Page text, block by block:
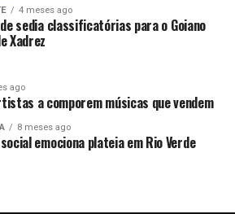
4 meses ago
sedia classificatórias para o Goiano
Xadrez
ago
a comporem músicas que vendem
8 meses ago
emociona plateia em Rio Verde